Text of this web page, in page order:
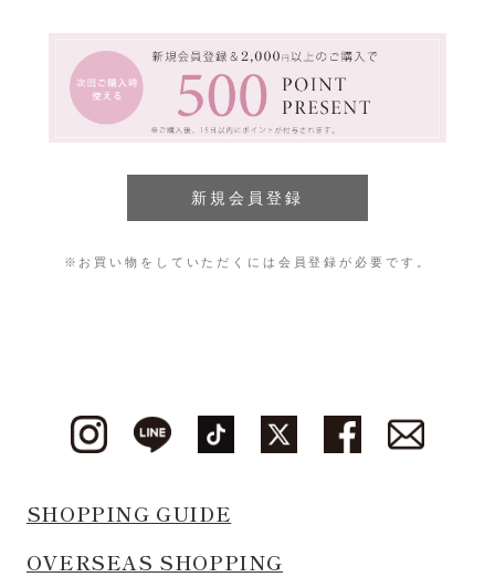
※お買い物をしていただくには会員登録が必要です。
SHOPPING GUIDE
OVERSEAS SHOPPING